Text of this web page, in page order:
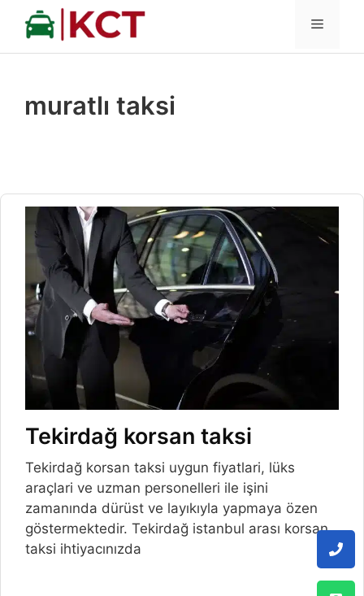
İçeriğe
MENÜ
muratlı taksi
Tekirdağ korsan taksi
Tekirdağ korsan taksi uygun fiyatlari, lüks
araçlari ve uzman personelleri ile işini
zamanında dürüst ve layıkıyla yapmaya özen
göstermektedir. Tekirdağ istanbul arası korsan
taksi ihtiyacınızda